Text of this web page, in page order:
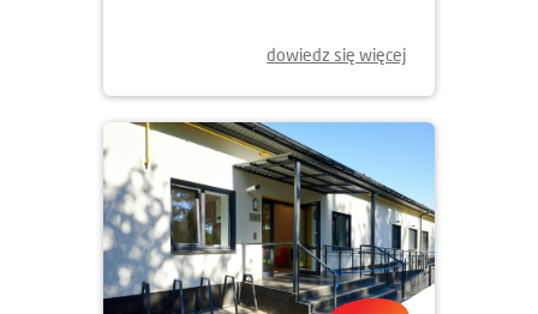
dowiedz się więcej